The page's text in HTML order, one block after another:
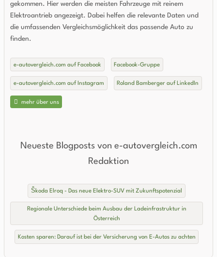
gekommen. Hier werden die meisten Fahrzeuge mit reinem
Elektroantrieb angezeigt. Dabei helfen die relevante Daten und
die umfassenden Vergleichsmöglichkeit das passende Auto zu
finden.
e-autovergleich.com auf Facebook Facebook-Gruppe
e-autovergleich.com auf Instagram Roland Bamberger auf LinkedIn
mehr über uns
Neueste Blogposts von e-autovergleich.com
Redaktion
Škoda Elroq - Das neue Elektro-SUV mit Zukunftspotenzial
Regionale Unterschiede beim Ausbau der Ladeinfrastruktur in
Österreich
Kosten sparen: Darauf ist bei der Versicherung von E-Autos zu achten